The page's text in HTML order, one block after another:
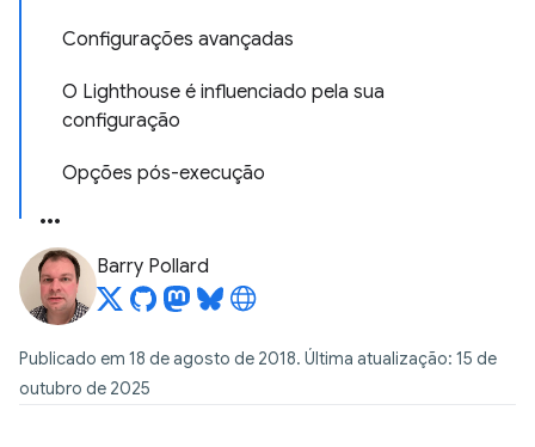
Configurações avançadas
O Lighthouse é influenciado pela sua
configuração
Opções pós-execução
Barry Pollard
Publicado em 18 de agosto de 2018. Última atualização: 15 de
outubro de 2025